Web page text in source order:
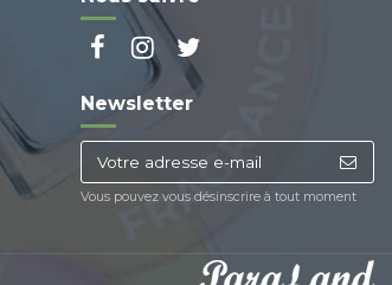
Newsletter
Vous pouvez vous désinscrire à tout moment